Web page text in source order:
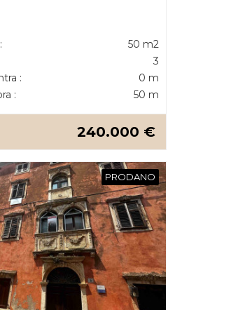
50 m2
3
:
0 m
:
50 m
240.000 €
PRODANO